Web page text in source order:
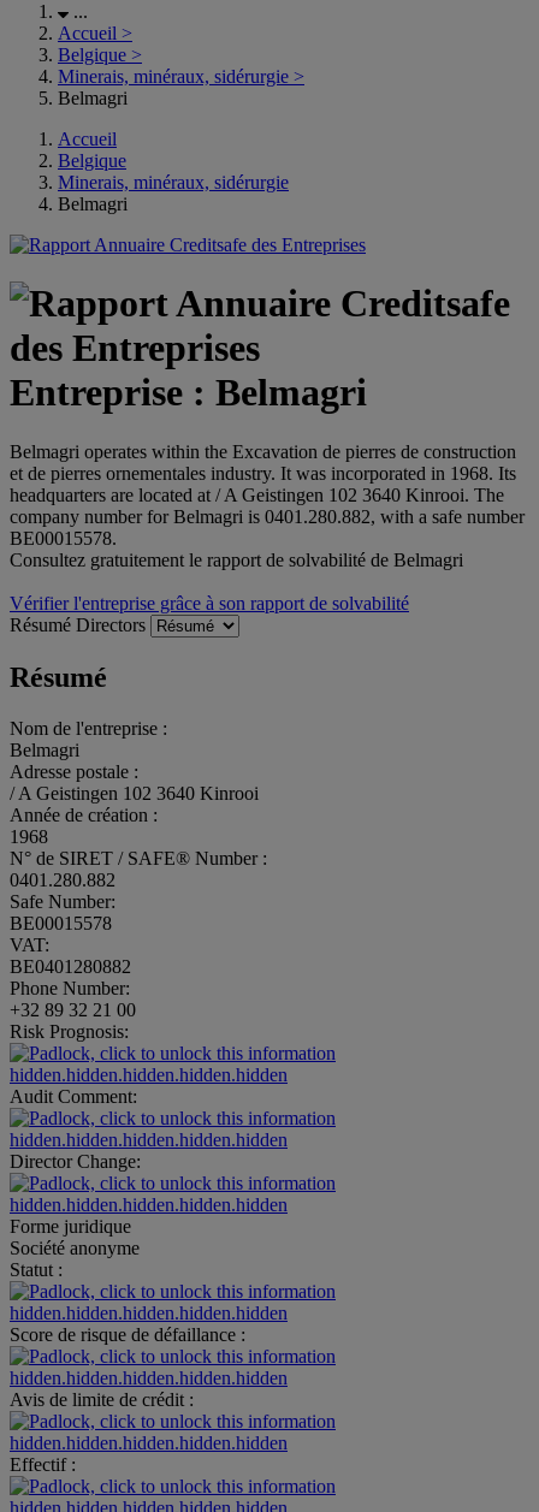
...
Accueil >
Belgique >
Minerais, minéraux, sidérurgie >
Belmagri
Accueil
Belgique
Minerais, minéraux, sidérurgie
Belmagri
Entreprise : Belmagri
Belmagri operates within the Excavation de pierres de construction
et de pierres ornementales industry. It was incorporated in 1968. Its
headquarters are located at / A Geistingen 102 3640 Kinrooi. The
company number for Belmagri is 0401.280.882, with a safe number
BE00015578.
Consultez gratuitement le rapport de solvabilité de Belmagri
Vérifier l'entreprise grâce à son rapport de solvabilité
Résumé Directors
Résumé
Nom de l'entreprise :
Belmagri
Adresse postale :
/ A Geistingen 102 3640 Kinrooi
Année de création :
1968
N° de SIRET / SAFE® Number :
0401.280.882
Safe Number:
BE00015578
VAT:
BE0401280882
Phone Number:
+32 89 32 21 00
Risk Prognosis:
hidden.hidden.hidden.hidden.hidden
Audit Comment:
hidden.hidden.hidden.hidden.hidden
Director Change:
hidden.hidden.hidden.hidden.hidden
Forme juridique
Société anonyme
Statut :
hidden.hidden.hidden.hidden.hidden
Score de risque de défaillance :
hidden.hidden.hidden.hidden.hidden
Avis de limite de crédit :
hidden.hidden.hidden.hidden.hidden
Effectif :
hidden.hidden.hidden.hidden.hidden